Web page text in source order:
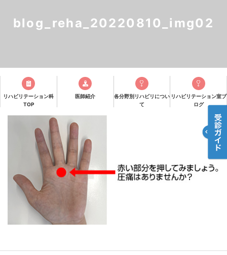
blog_reha_20220810_img02
リハビリテーション科
TOP
医師紹介
各分野別リハビリについ
て
リハビリテーション室ブ
ログ